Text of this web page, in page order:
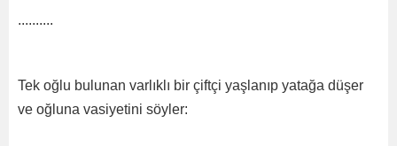
..........
Tek oğlu bulunan varlıklı bir çiftçi yaşlanıp yatağa düşer
ve oğluna vasiyetini söyler: